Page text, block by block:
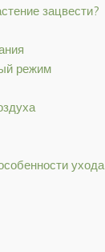
зацвести?
режим
ухода